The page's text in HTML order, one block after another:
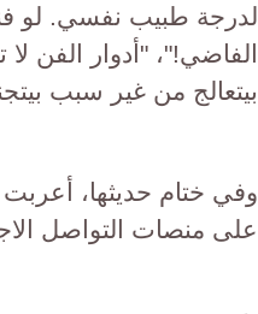
لدرجة طبيب نفسي. لو
الفاضي!"، "أدوار الفن
بيتعالج من غير سبب
وفي ختام حديثها،
على منصات التواصل